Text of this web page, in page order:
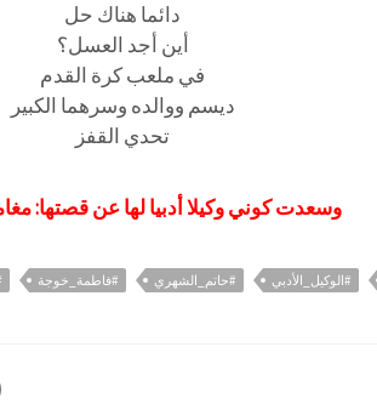
دائما هناك حل
أين أجد العسل؟
في ملعب كرة القدم
ديسم ووالده وسرهما الكبير
تحدي القفز
وسعدت كوني وكيلا أدبيا لها عن قصتها:
#الوكيل_الأدبي #حاتم_الشهري #فاطمة_خوجة